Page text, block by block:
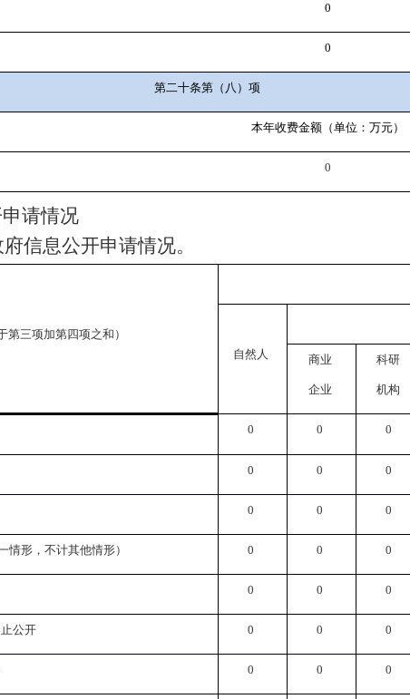
0
0
第二十条第（八）项
本年收费金额（单位：万元）
0
请情况
信息公开申请情况。
第三项加第四项之和）
自然人
商业
企业
科研
机构
0 0 0
0 0 0
0 0 0
情形，不计其他情形） 0 0 0
0 0 0
公开 0 0 0
0 0 0